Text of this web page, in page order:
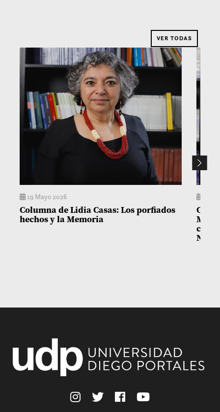
VER TODAS
19 Mayo 2026
Columna de Lidia Casas: Los porfiados
hechos y la Memoria
con
Niñez